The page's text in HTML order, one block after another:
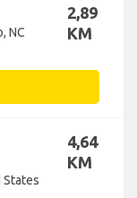
NC
2,89
KM
States
4,64
KM